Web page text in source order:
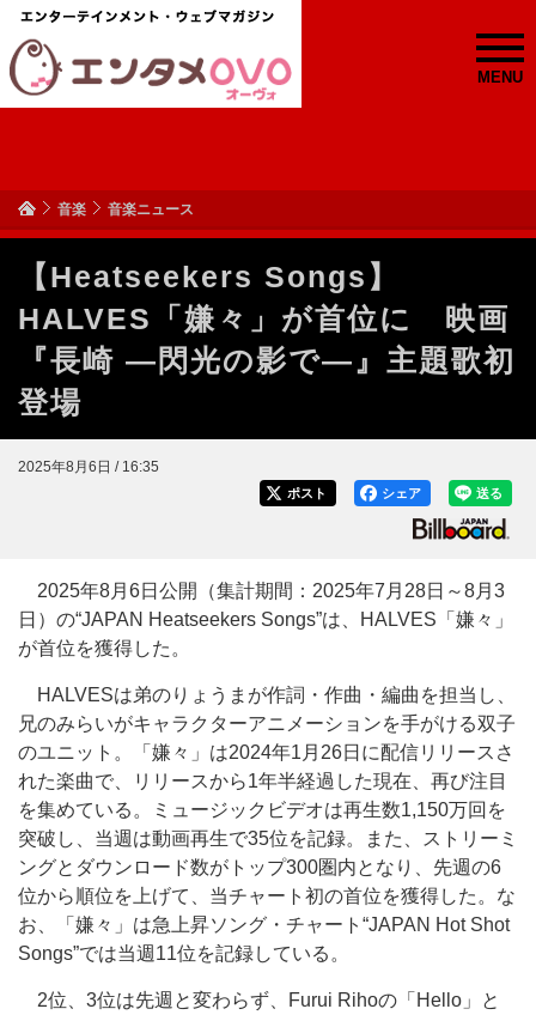
MENU
音楽 音楽ニュース
【Heatseekers Songs】
HALVES「嫌々」が首位に 映画
『長崎 ―閃光の影で―』主題歌初
登場
2025年8月6日 / 16:35
送る
シェア
ポスト
2025年8月6日公開（集計期間：2025年7月28日～8月3
日）の“JAPAN Heatseekers Songs”は、HALVES「嫌々」
が首位を獲得した。
HALVESは弟のりょうまが作詞・作曲・編曲を担当し、
兄のみらいがキャラクターアニメーションを手がける双子
のユニット。「嫌々」は2024年1月26日に配信リリースさ
れた楽曲で、リリースから1年半経過した現在、再び注目
を集めている。ミュージックビデオは再生数1,150万回を
突破し、当週は動画再生で35位を記録。また、ストリーミ
ングとダウンロード数がトップ300圏内となり、先週の6
位から順位を上げて、当チャート初の首位を獲得した。な
お、「嫌々」は急上昇ソング・チャート“JAPAN Hot Shot
Songs”では当週11位を記録している。
2位、3位は先週と変わらず、Furui Rihoの「Hello」と